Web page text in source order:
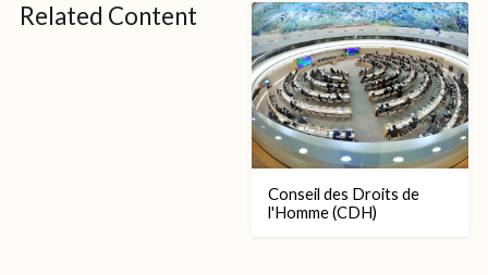
Related Content
Conseil des Droits de
l'Homme (CDH)